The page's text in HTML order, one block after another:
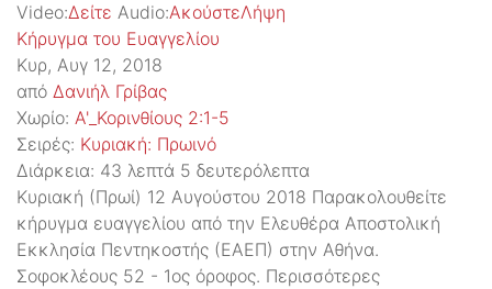
Video:Δείτε Audio:ΑκούστεΛήψη
Κήρυγμα του Ευαγγελίου
Κυρ, Αυγ 12, 2018
από Δανιήλ Γρίβας
Χωρίο: Α'_Κορινθίους 2:1-5
Σειρές: Kυριακή: Πρωινό
Διάρκεια: 43 λεπτά 5 δευτερόλεπτα
Κυριακή (Πρωί) 12 Αυγούστου 2018 Παρακολουθείτε
κήρυγμα ευαγγελίου από την Ελευθέρα Αποστολική
Εκκλησία Πεντηκοστής (ΕΑΕΠ) στην Αθήνα.
Σοφοκλέους 52 - 1ος όροφος. Περισσότερες